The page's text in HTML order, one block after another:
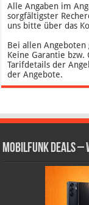
Alle Angaben im
sorgfältigster
uns bitte über das
Bei allen
Keine Garantie
Tarifdetails der
der Angebote.
Mobilfunk Deals –